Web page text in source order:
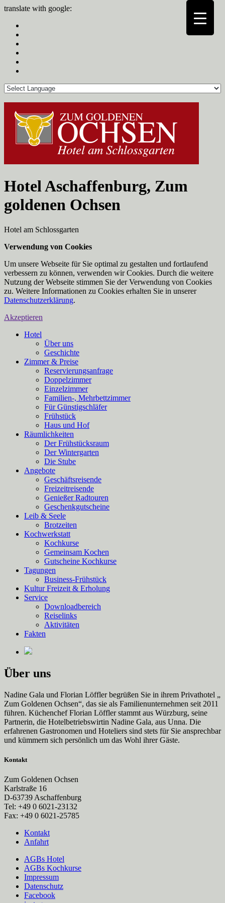
translate with google:
Hotel Aschaffenburg, Zum
goldenen Ochsen
Hotel am Schlossgarten
Verwendung von Cookies
Um unsere Webseite für Sie optimal zu gestalten und fortlaufend
verbessern zu können, verwenden wir Cookies. Durch die weitere
Nutzung der Webseite stimmen Sie der Verwendung von Cookies
zu. Weitere Informationen zu Cookies erhalten Sie in unserer
Datenschutzerklärung.
Akzeptieren
Hotel
Über uns
Geschichte
Zimmer & Preise
Reservierungsanfrage
Doppelzimmer
Einzelzimmer
Familien-, Mehrbettzimmer
Für Günstigschläfer
Frühstück
Haus und Hof
Räumlichkeiten
Der Frühstücksraum
Der Wintergarten
Die Stube
Angebote
Geschäftsreisende
Freizeitreisende
Genießer Radtouren
Geschenkgutscheine
Leib & Seele
Brotzeiten
Kochwerkstatt
Kochkurse
Gemeinsam Kochen
Gutscheine Kochkurse
Tagungen
Business-Frühstück
Kultur Freizeit & Erholung
Service
Downloadbereich
Reiselinks
Aktivitäten
Fakten
Über uns
Nadine Gala und Florian Löffler begrüßen Sie in ihrem Privathotel „
Zum Goldenen Ochsen“, das sie als Familienunternehmen seit 2011
führen. Küchenchef Florian Löffler stammt aus Würzburg, seine
Partnerin, die Hotelbetriebswirtin Nadine Gala, aus Unna. Die
erfahrenen Gastronomen und Hoteliers sind stets für Sie ansprechbar
und kümmern sich persönlich um das Wohl ihrer Gäste.
Kontakt
Zum Goldenen Ochsen
Karlstraße 16
D-63739 Aschaffenburg
Tel: +49 0 6021-23132
Fax: +49 0 6021-25785
Kontakt
Anfahrt
AGBs Hotel
AGBs Kochkurse
Impressum
Datenschutz
Facebook